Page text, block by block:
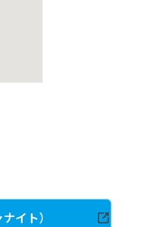
イト）